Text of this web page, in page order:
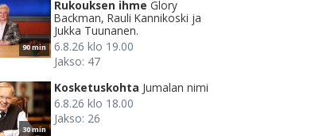
90 min
Rukouksen ihme Glory
Backman, Rauli Kannikoski ja
Jukka Tuunanen.
6.8.26 klo 19.00
Jakso: 47
30 min
Kosketuskohta Jumalan nimi
6.8.26 klo 18.00
Jakso: 26